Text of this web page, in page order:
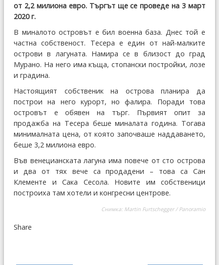
от 2,2 милиона евро. Търгът ще се проведе на 3 март
2020 г.
В миналото островът е бил военна база. Днес той е
частна собственост. Тесера е един от най-малките
острови в лагуната. Намира се в близост до град
Мурано. На него има къща, стопански постройки, лозе
и градина.
Настоящият собственик на острова планира да
построи на него курорт, но фалира. Поради това
островът е обявен на търг. Първият опит за
продажба на Тесера беше миналата година. Тогава
минималната цена, от която започваше наддаването,
беше 3,2 милиона евро.
Във венецианската лагуна има повече от сто острова
и два от тях вече са продадени – това са Сан
Клементе и Сака Сесола. Новите им собственици
построиха там хотели и конгресни центрове.
Снимка: Martin Furtschegger / Panoramio
Share